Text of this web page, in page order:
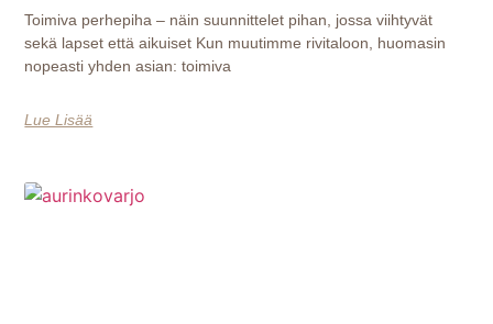
Toimiva perhepiha – näin suunnittelet pihan, jossa viihtyvät
sekä lapset että aikuiset Kun muutimme rivitaloon, huomasin
nopeasti yhden asian: toimiva
Lue Lisää